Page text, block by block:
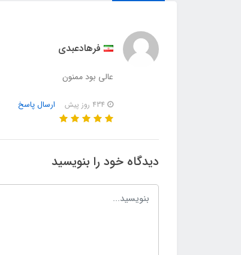
فرهادعبدی
عالی بود ممنون
ارسال پاسخ
دیدگاه خود را بنویسید